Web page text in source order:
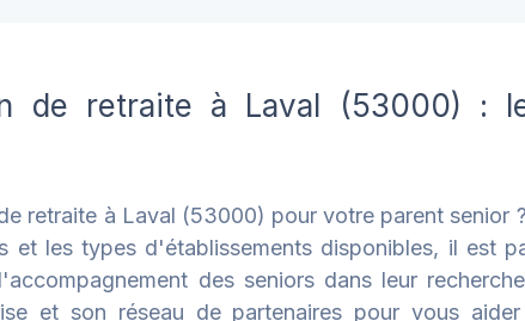
de retraite à Laval (53000) :
retraite à Laval (53000) pour votre parent senior
et les types d'établissements disponibles, il est
des seniors dans leur
et son réseau de partenaires pour vous